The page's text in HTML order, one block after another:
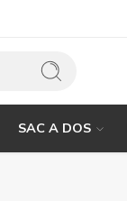
SAC A DOS